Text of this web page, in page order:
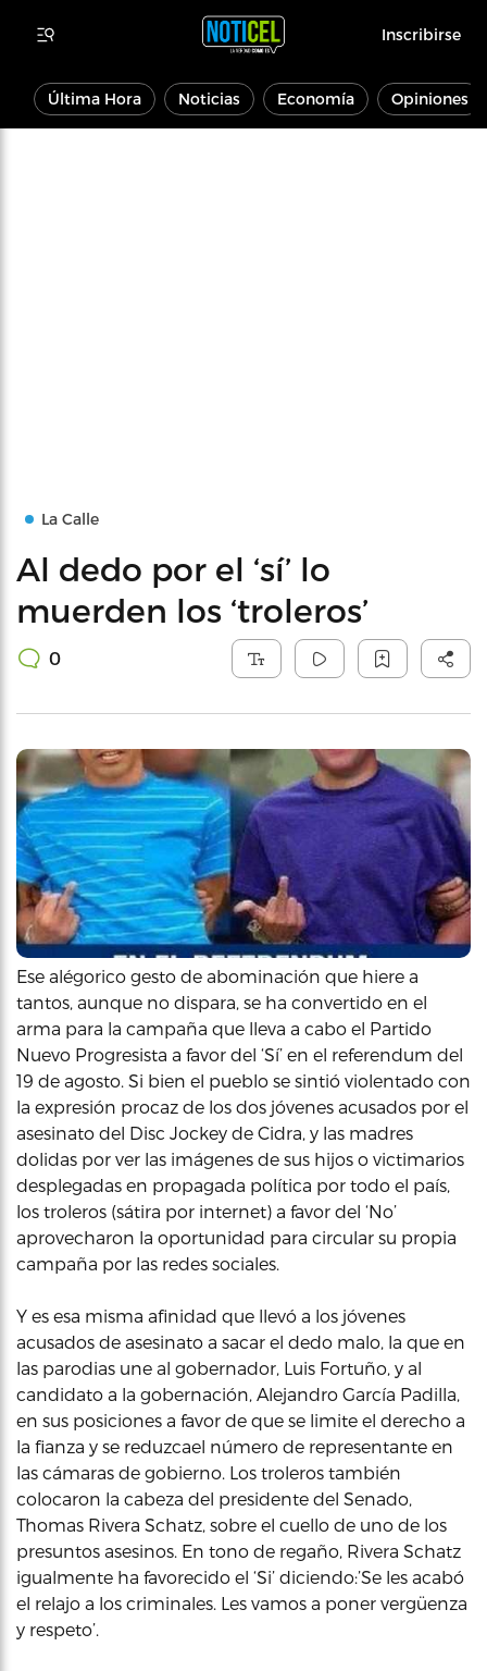
Inscribirse
Última Hora Noticias Economía Opiniones
La Calle
Al dedo por el ‘sí’ lo
muerden los ‘troleros’
0
Ese alégorico gesto de abominación que hiere a
tantos, aunque no dispara, se ha convertido en el
arma para la campaña que lleva a cabo el Partido
Nuevo Progresista a favor del ‘Sí’ en el referendum del
19 de agosto. Si bien el pueblo se sintió violentado con
la expresión procaz de los dos jóvenes acusados por el
asesinato del Disc Jockey de Cidra, y las madres
dolidas por ver las imágenes de sus hijos o victimarios
desplegadas en propagada política por todo el país,
los troleros (sátira por internet) a favor del ‘No’
aprovecharon la oportunidad para circular su propia
campaña por las redes sociales.
Y es esa misma afinidad que llevó a los jóvenes
acusados de asesinato a sacar el dedo malo, la que en
las parodias une al gobernador, Luis Fortuño, y al
candidato a la gobernación, Alejandro García Padilla,
en sus posiciones a favor de que se limite el derecho a
la fianza y se reduzcael número de representante en
las cámaras de gobierno. Los troleros también
colocaron la cabeza del presidente del Senado,
Thomas Rivera Schatz, sobre el cuello de uno de los
presuntos asesinos. En tono de regaño, Rivera Schatz
igualmente ha favorecido el ‘Si’ diciendo:’Se les acabó
el relajo a los criminales. Les vamos a poner vergüenza
y respeto’.